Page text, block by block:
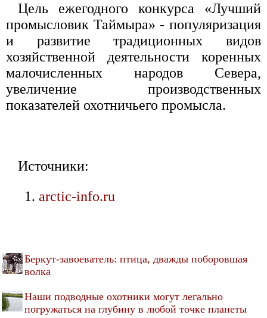
Цель ежегодного конкурса «Лучший
промысловик Таймыра» - популяризация
и развитие традиционных видов
хозяйственной деятельности коренных
малочисленных народов Севера,
увеличение производственных
показателей охотничьего промысла.
Источники:
arctic-info.ru
Беркут-завоеватель: птица, дважды поборовшая
волка
Наши подводные охотники могут легально
погружаться на глубину в любой точке планеты